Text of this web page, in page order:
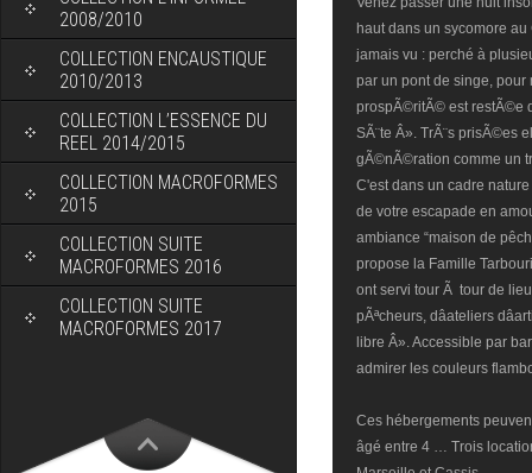
2008/2010
COLLECTION ENCAUSTIQUE
2010/2013
COLLECTION L’ESSENCE DU
REEL 2014/2015
COLLECTION MACROFORMES
2015
COLLECTION SUITE
MACROFORMES 2016
COLLECTION SUITE
MACROFORMES 2017
haut dans un sycomore
jamais vu : perché à
par un pont de singe, pour
prospÃ©ritÃ© est restÃ©e
SÃ¨te Â». TrÃ¨s prisÃ©es
gÃ©nÃ©ration comme un
C'est dans un cadre
de votre escapade en
ambiance “maison de
propose la Famille
ont servi tour Ã tour de
pÃªcheurs, dâateliers
libre Â». Accessible par
admirer les couleurs
Ces hébergements
âgé entre 4 … Trois